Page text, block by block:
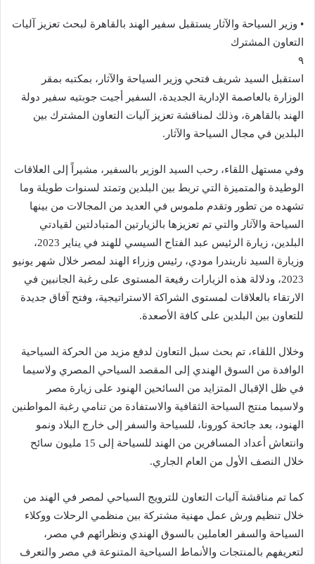
•⁠ ⁠وزير السياحة والآثار يستقبل سفير الهند بالقاهرة لبحث تعزيز آليات
التعاون المشترك
٩
استقبل السيد شريف فتحي وزير السياحة والآثار، بمكتبه بمقر
الوزارة بالعاصمة الإدارية الجديدة، السفير أجيت جوبتيه سفير دولة
الهند بالقاهرة، وذلك لمناقشة تعزيز آليات التعاون المشترك بين
البلدين في مجال السياحة والآثار.
وفي مستهل اللقاء، رحب السيد الوزير بالسفير، مشيراً إلى العلاقات
الوطيدة والمتميزة التي تربط بين البلدين وتمتد لسنوات طويلة وما
تشهده من تطور وتقدم ملموس في العديد من المجالات من بينها
السياحة والآثار والتي تم تعزيزها بالزيارتين المتبادلتين لقيادتي
البلدين، زيارة الرئيس عبد الفتاح السيسي للهند في يناير 2023،
وزيارة السيد ناريندرا مودي، رئيس وزراء الهند لمصر خلال شهر يونيو
2023، ودلالة هذه الزيارات رفيعة المستوى على رغبة الجانبين في
الارتقاء بالعلاقات لمستوى الشراكة الاستراتيجية، وفتح آفاق جديدة
للتعاون بين البلدين على كافة الأصعدة.
وخلال اللقاء، تم بحث سبل التعاون لدفع مزيد من الحركة السياحية
الوافدة من السوق الهندي إلى المقصد السياحي المصري ولاسيما
في ظل الإقبال المتزايد من السائحين الهنود على زيارة مصر
ولاسيما منتج السياحة الثقافية والاستفادة من تنامي رغبة المواطنين
الهنود، بعد جائحة كورونا، للسياحة والسفر إلى خارج البلاد ونمو
وانتعاش أعداد المسافرين من الهند للسياحة إلى 15 مليون سائح
خلال النصف الأول من العام الجاري.
كما تم مناقشة آليات التعاون للترويج السياحي لمصر في الهند من
خلال تنظيم ورش عمل مهنية مشتركة بين منظمي الرحلات ووكلاء
السياحة والسفر العاملين بالسوق الهندي ونظرائهم في مصر،
لتعريفهم بالمنتجات والأنماط السياحية المتنوعة في مصر والتعرف